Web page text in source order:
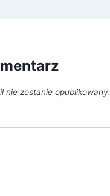
nie zostanie opublikowany.